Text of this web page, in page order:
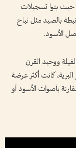
حيث بثوا تسجيلات
بالصيد مثل نباح
الأسود.
بينها الفيلة ووحيد القرن
البرية، كانت أكثر عرضة
بأصوات الأسود أو